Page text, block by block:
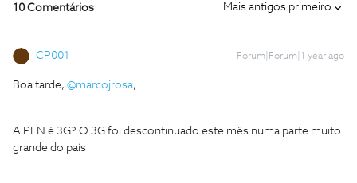
10 Comentários Mais antigos primeiro
CP001 Forum|Forum|1 year ago
Boa tarde, @marcojrosa,
A PEN é 3G? O 3G foi descontinuado este mês numa parte muito
grande do país